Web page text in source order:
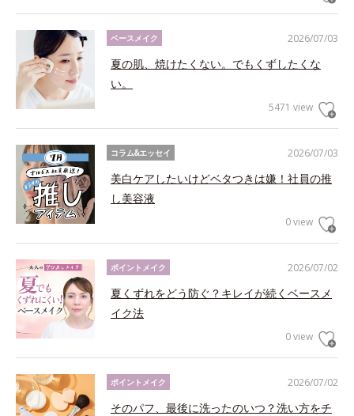
2026/07/03
ベースメイク
夏の肌、焼けたくない。でもくずしたくな
い。
5471 view
2026/07/03
コラム&エッセイ
美白ケアしたいけどベタつきは嫌！社員の推
し美容液
0 view
2026/07/02
ポイントメイク
夏くずれをどう防ぐ？キレイが続くベースメ
イク法
0 view
2026/07/02
ポイントメイク
そのパフ、最後に洗ったのいつ？洗い方をチ